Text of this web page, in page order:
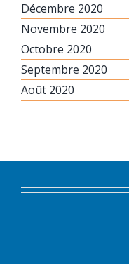
Décembre 2020
Novembre 2020
Octobre 2020
Septembre 2020
Août 2020